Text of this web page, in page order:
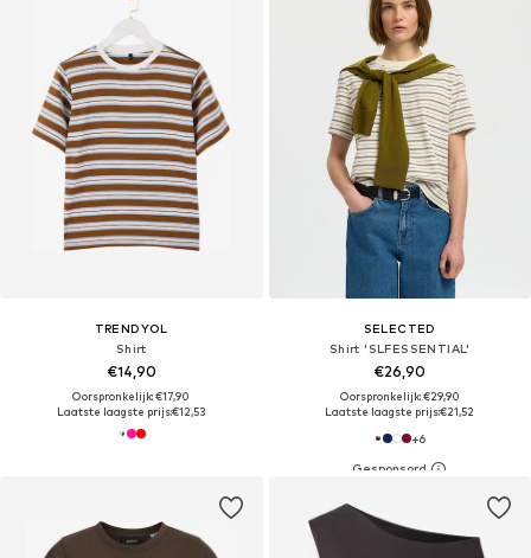
TRENDYOL
Shirt
€14,90
Oorspronkelijk: €17,90
Laatste laagste prijs:€12,53
SELECTED
Shirt 'SLFESSENTIAL'
€26,90
Oorspronkelijk: €29,90
Laatste laagste prijs:€21,52
+6